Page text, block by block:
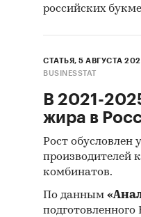
российских
СТАТЬЯ, 5 АВГУСТА
BUSINESSTAT
В 2021-
жира в
Рост обусловлен
производителей
комбинатов.
По данным
подготовленного